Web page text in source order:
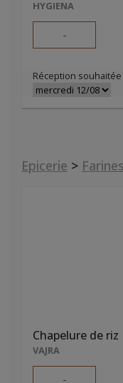
HYGIENA
-
Réception souhaitée
Epicerie > Farines
Chapelure de
VAJRA
-